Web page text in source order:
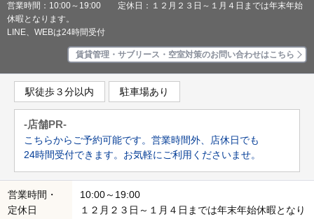
営業時間：10:00～19:00 定休日：１２月２３日～１月４日までは年末年始
休暇となります。
LINE、WEBは24時間受付
賃貸管理・サブリース・空室対策のお問い合わせはこちら
駅徒歩３分以内 駐車場あり
-店舗PR-
こちらからご予約可能です。営業時間外、店休日でも
24時間受付できます。お気軽にご利用くださいませ。
営業時間・
定休日
10:00～19:00
１２月２３日～１月４日までは年末年始休暇となり